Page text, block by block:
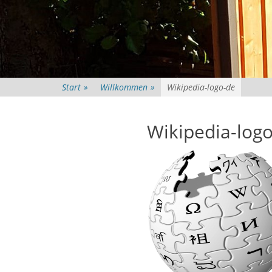
Start » Willkommen » Wikipedia-logo-de
Wikipedia-